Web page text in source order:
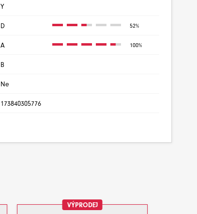
Y
D 52%
A 100%
B
Ne
173840305776
VÝPRODEJ